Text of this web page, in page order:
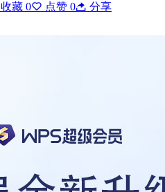
收藏 0 点赞 0 分享